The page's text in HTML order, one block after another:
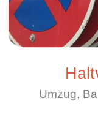
Umzug,